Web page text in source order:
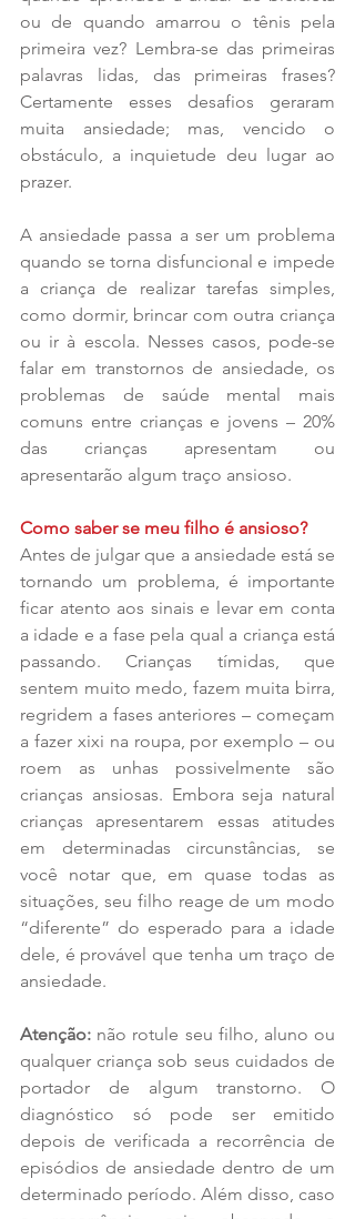
ou de quando amarrou o tênis pela
primeira vez? Lembra-se das primeiras
palavras lidas, das primeiras frases?
Certamente esses desafios geraram
muita ansiedade; mas, vencido o
obstáculo, a inquietude deu lugar ao
prazer.
A ansiedade passa a ser um problema
quando se torna disfuncional e impede
a criança de realizar tarefas simples,
como dormir, brincar com outra criança
ou ir à escola. Nesses casos, pode-se
falar em transtornos de ansiedade, os
problemas de saúde mental mais
comuns entre crianças e jovens – 20%
das crianças apresentam ou
apresentarão algum traço ansioso.
Como saber se meu filho é ansioso?
Antes de julgar que a ansiedade está se
tornando um problema, é importante
ficar atento aos sinais e levar em conta
a idade e a fase pela qual a criança está
passando. Crianças tímidas, que
sentem muito medo, fazem muita birra,
regridem a fases anteriores – começam
a fazer xixi na roupa, por exemplo – ou
roem as unhas possivelmente são
crianças ansiosas. Embora seja natural
crianças apresentarem essas atitudes
em determinadas circunstâncias, se
você notar que, em quase todas as
situações, seu filho reage de um modo
“diferente” do esperado para a idade
dele, é provável que tenha um traço de
ansiedade.
Atenção: não rotule seu filho, aluno ou
qualquer criança sob seus cuidados de
portador de algum transtorno. O
diagnóstico só pode ser emitido
depois de verificada a recorrência de
episódios de ansiedade dentro de um
determinado período. Além disso, caso